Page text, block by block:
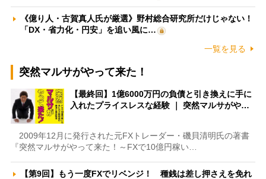
《億り人・古賀真人氏が厳選》野村総合研究所だけじゃない！
「DX・省力化・円安」を追い風に…
一覧を見る
突然マルサがやって来た！
【最終回】1億6000万円の負債と引き換えに手に
入れたプライスレスな経験 ｜ 突然マルサがや…
2009年12月に発行された元FXトレーダー・磯貝清明氏の著書
『突然マルサがやって来た！～FXで10億円稼い…
【第9回】もう一度FXでリベンジ！ 種銭は差し押さえを免れ